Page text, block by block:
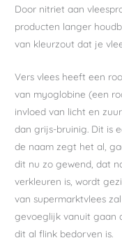
Door nitriet aan
producten langer
van kleurzout dat je
Vers vlees heeft een
van myoglobine (een
invloed van licht en
dan grijs-bruinig. Dit is
de naam zegt het al,
dit nu zo gewend, dat
verkleuren is, wordt
van supermarktvlees
gevoeglijk vanuit gaan
dit al flink bedorven is.